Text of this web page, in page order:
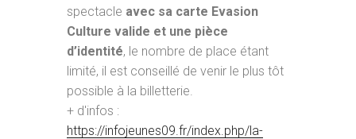
spectacle avec sa carte Evasion
Culture valide et une pièce
d’identité, le nombre de place étant
limité, il est conseillé de venir le plus tôt
possible à la billetterie.
+ d'infos :
https://infojeunes09.fr/index.php/la-